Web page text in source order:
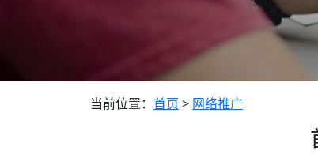
当前位置： 首页 > 网络推广